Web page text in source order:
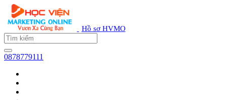
Hồ sơ HVMO
0878779111